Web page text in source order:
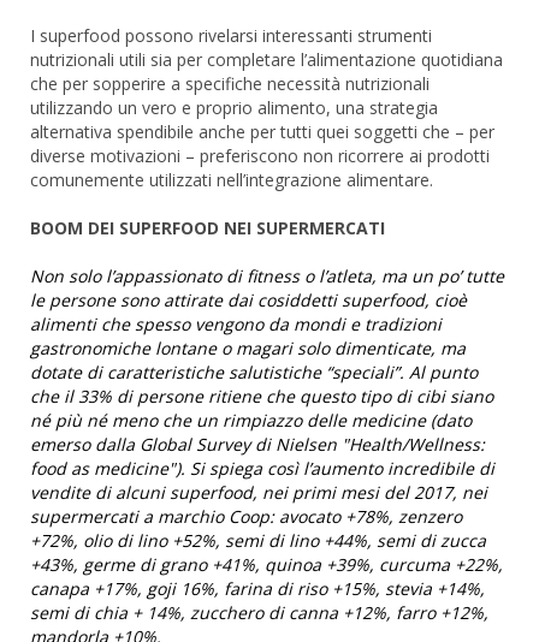
I superfood possono rivelarsi interessanti strumenti
nutrizionali utili sia per completare l’alimentazione quotidiana
che per sopperire a specifiche necessità nutrizionali
utilizzando un vero e proprio alimento, una strategia
alternativa spendibile anche per tutti quei soggetti che – per
diverse motivazioni – preferiscono non ricorrere ai prodotti
comunemente utilizzati nell’integrazione alimentare.
BOOM DEI SUPERFOOD NEI SUPERMERCATI
Non solo l’appassionato di fitness o l’atleta, ma un po’ tutte
le persone sono attirate dai cosiddetti superfood, cioè
alimenti che spesso vengono da mondi e tradizioni
gastronomiche lontane o magari solo dimenticate, ma
dotate di caratteristiche salutistiche “speciali”. Al punto
che il 33% di persone ritiene che questo tipo di cibi siano
né più né meno che un rimpiazzo delle medicine (dato
emerso dalla Global Survey di Nielsen "Health/Wellness:
food as medicine"). Si spiega così l’aumento incredibile di
vendite di alcuni superfood, nei primi mesi del 2017, nei
supermercati a marchio Coop: avocato +78%, zenzero
+72%, olio di lino +52%, semi di lino +44%, semi di zucca
+43%, germe di grano +41%, quinoa +39%, curcuma +22%,
canapa +17%, goji 16%, farina di riso +15%, stevia +14%,
semi di chia + 14%, zucchero di canna +12%, farro +12%,
mandorla +10%.